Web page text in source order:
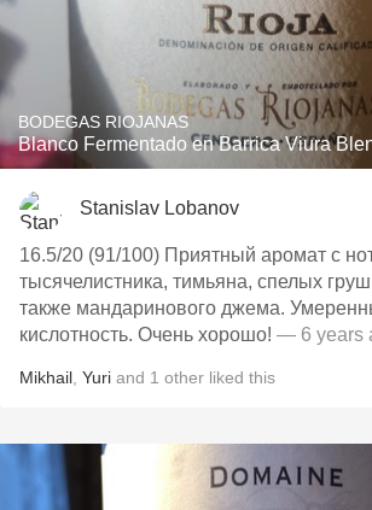
BODEGAS RIOJANAS
Blanco Fermentado en Barrica Viura
Stanislav Lobanov
16.5/20 (91/100) Приятный аромат с
тысячелистника, тимьяна, спелых
также мандаринового джема.
кислотность. Очень хорошо! — 6 years
Mikhail Yuri and 1 other liked this